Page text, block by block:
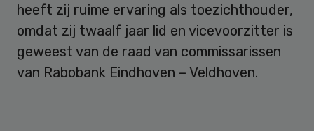
heeft zij ruime ervaring als toezichthouder,
omdat zij twaalf jaar lid en vicevoorzitter is
geweest van de raad van commissarissen
van Rabobank Eindhoven – Veldhoven.